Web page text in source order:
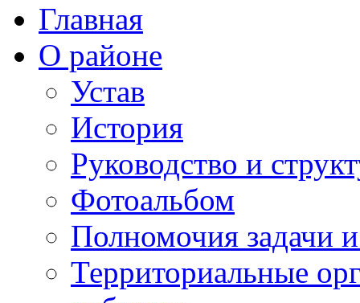
Главная
О районе
Устав
История
Руководство и
Фотоальбом
Полномочия задачи
Территориальные